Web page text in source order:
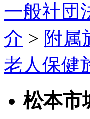
一般社団
介 > 附属
老人保健
松本市